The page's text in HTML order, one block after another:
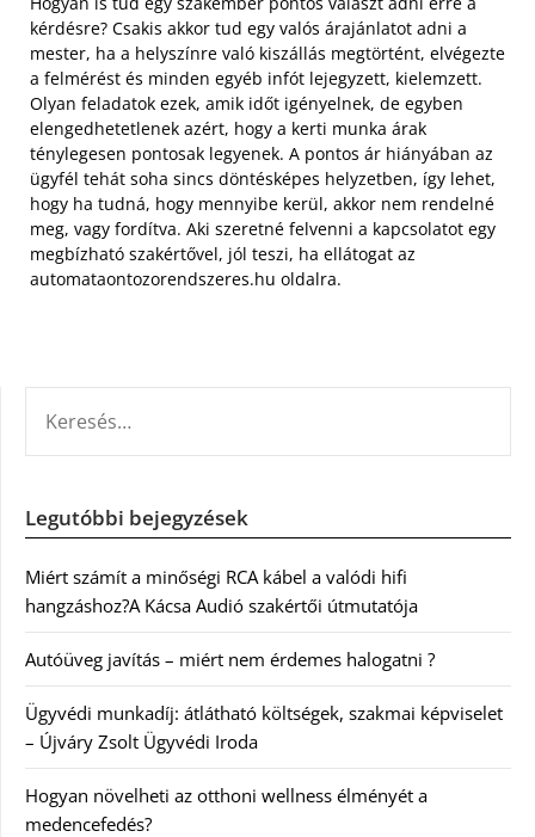
kérdésre? Csakis akkor tud egy valós árajánlatot adni a
mester, ha a helyszínre való kiszállás megtörtént, elvégezte
a felmérést és minden egyéb infót lejegyzett, kielemzett.
Olyan feladatok ezek, amik időt igényelnek, de egyben
elengedhetetlenek azért, hogy a kerti munka árak
ténylegesen pontosak legyenek. A pontos ár hiányában az
ügyfél tehát soha sincs döntésképes helyzetben, így lehet,
hogy ha tudná, hogy mennyibe kerül, akkor nem rendelné
meg, vagy fordítva. Aki szeretné felvenni a kapcsolatot egy
megbízható szakértővel, jól teszi, ha ellátogat az
automataontozorendszeres.hu oldalra.
Legutóbbi bejegyzések
Miért számít a minőségi RCA kábel a valódi hifi
hangzáshoz?A Kácsa Audió szakértői útmutatója
Autóüveg javítás – miért nem érdemes halogatni ?
Ügyvédi munkadíj: átlátható költségek, szakmai képviselet
– Újváry Zsolt Ügyvédi Iroda
Hogyan növelheti az otthoni wellness élményét a
medencefedés?